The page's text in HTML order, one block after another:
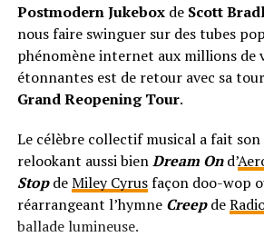
Postmodern Jukeboxde Scott
nous faire swinguer sur des tubes
phénomène internet aux millions de
étonnantes est de retour avec sa
Grand Reopening Tour.
Le célèbre collectif musical a fait son
relookant aussi bienDream Ond’
StopdeMiley Cyrusfaçon doo-wop
réarrangeant l’hymne Creepde
ballade lumineuse.